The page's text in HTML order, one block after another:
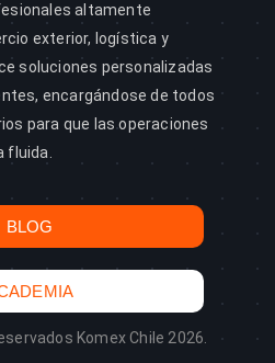
altamente
exterior, logística y
soluciones personalizadas
encargándose de todos
para que las operaciones
fluida.
BLOG
Komex Chile 2026.